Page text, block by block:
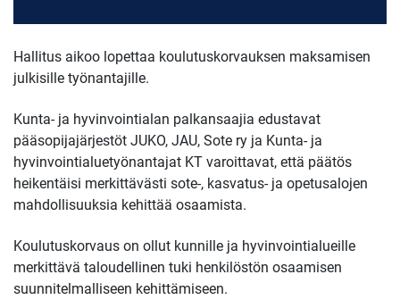
Hallitus aikoo lopettaa koulutuskorvauksen maksamisen
julkisille työnantajille.
Kunta- ja hyvinvointialan palkansaajia edustavat
pääsopijajärjestöt JUKO, JAU, Sote ry ja Kunta- ja
hyvinvointialuetyönantajat KT varoittavat, että päätös
heikentäisi merkittävästi sote-, kasvatus- ja opetusalojen
mahdollisuuksia kehittää osaamista.
Koulutuskorvaus on ollut kunnille ja hyvinvointialueille
merkittävä taloudellinen tuki henkilöstön osaamisen
suunnitelmalliseen kehittämiseen.